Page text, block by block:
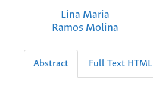
Lina Maria
Ramos Molina
Abstract Full Text HTML